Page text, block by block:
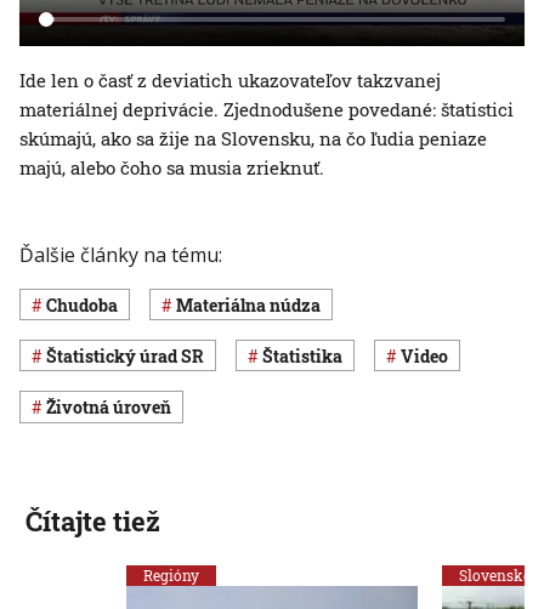
Ide len o časť z deviatich ukazovateľov takzvanej
materiálnej deprivácie. Zjednodušene povedané: štatistici
skúmajú, ako sa žije na Slovensku, na čo ľudia peniaze
majú, alebo čoho sa musia zrieknuť.
Ďalšie články na tému:
chudoba materiálna núdza
Štatistický úrad SR štatistika Video
životná úroveň
Čítajte tiež
Regióny Slovensko